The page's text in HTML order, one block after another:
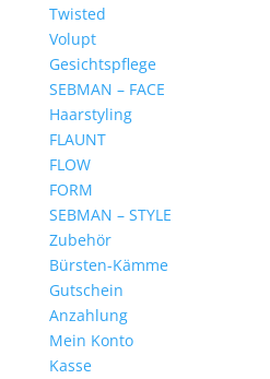
Twisted
Volupt
Gesichtspflege
SEBMAN – FACE
Haarstyling
FLAUNT
FLOW
FORM
SEBMAN – STYLE
Zubehör
Bürsten-Kämme
Gutschein
Anzahlung
Mein Konto
Kasse